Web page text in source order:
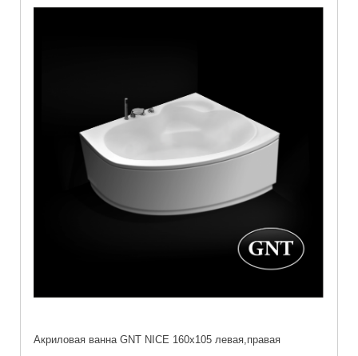
Акриловая ванна GNT NICE 160x105 левая,правая